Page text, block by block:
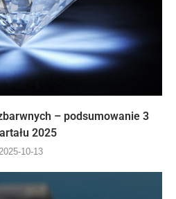
– podsumowanie 3
2025
2025-10-13